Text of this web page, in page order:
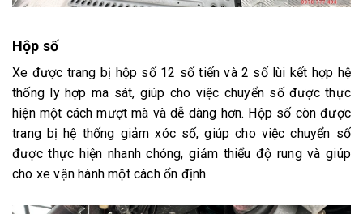
Hộp số
Xe được trang bị hộp số 12 số tiến và 2 số lùi kết hợp hệ
thống ly hợp ma sát, giúp cho việc chuyển số được thực
hiện một cách mượt mà và dễ dàng hơn. Hộp số còn được
trang bị hệ thống giảm xóc số, giúp cho việc chuyển số
được thực hiện nhanh chóng, giảm thiểu độ rung và giúp
cho xe vận hành một cách ổn định.